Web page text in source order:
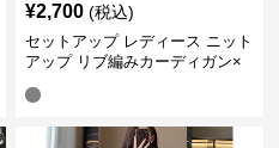
¥2,700 (税込)
セットアップ レディース ニット
アップ リブ編みカーディガン×